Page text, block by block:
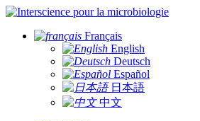
pour la microbiologie
Français
English
Deutsch
Español
日本語
中文